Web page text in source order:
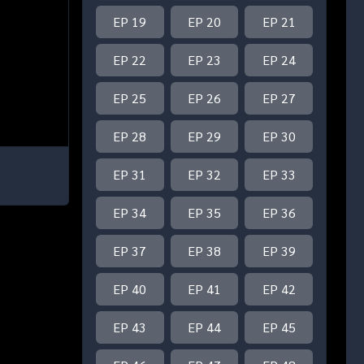
EP 19 EP 20 EP 21
EP 22 EP 23 EP 24
EP 25 EP 26 EP 27
EP 28 EP 29 EP 30
EP 31 EP 32 EP 33
EP 34 EP 35 EP 36
EP 37 EP 38 EP 39
EP 40 EP 41 EP 42
EP 43 EP 44 EP 45